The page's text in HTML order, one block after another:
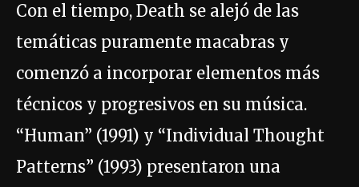
Con el tiempo, Death se alejó de las
temáticas puramente macabras y
comenzó a incorporar elementos más
técnicos y progresivos en su música.
“Human” (1991) y “Individual Thought
Patterns” (1993) presentaron una